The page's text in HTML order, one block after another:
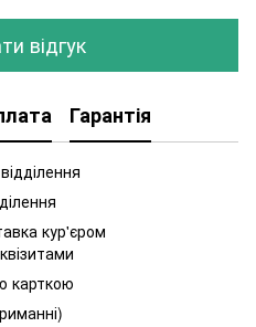
відгук
Гарантія
кур'єром
карткою